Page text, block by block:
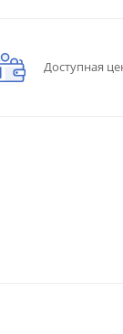
Доступная